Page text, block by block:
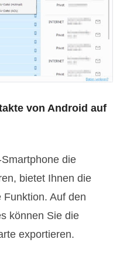
von Android auf
die
bietet Ihnen die
Auf den
können Sie die
exportieren.